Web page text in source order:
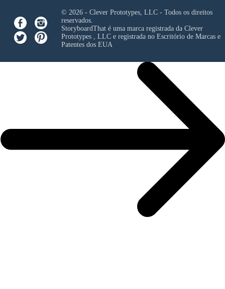
© 2026 - Clever Prototypes, LLC - Todos os direitos
reservados.
StoryboardThat é uma marca registrada da Clever
Prototypes , LLCe registrada no Escritório de Marcas e
Patentes dos EUA